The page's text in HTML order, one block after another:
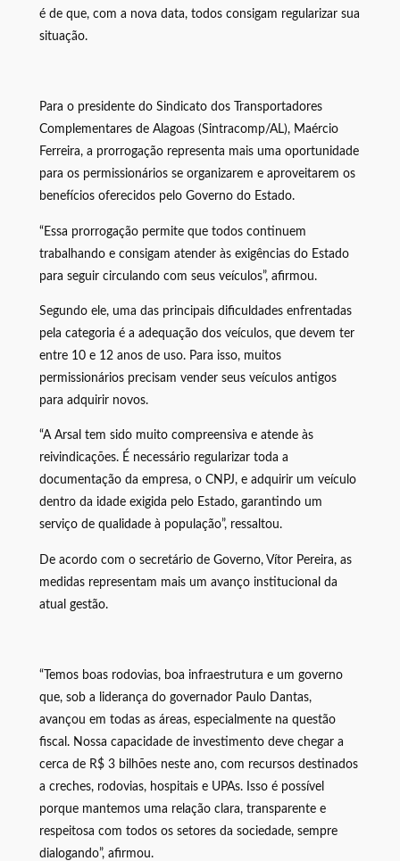
é de que, com a nova data, todos consigam regularizar sua
situação.
Para o presidente do Sindicato dos Transportadores
Complementares de Alagoas (Sintracomp/AL), Maércio
Ferreira, a prorrogação representa mais uma oportunidade
para os permissionários se organizarem e aproveitarem os
benefícios oferecidos pelo Governo do Estado.
“Essa prorrogação permite que todos continuem
trabalhando e consigam atender às exigências do Estado
para seguir circulando com seus veículos”, afirmou.
Segundo ele, uma das principais dificuldades enfrentadas
pela categoria é a adequação dos veículos, que devem ter
entre 10 e 12 anos de uso. Para isso, muitos
permissionários precisam vender seus veículos antigos
para adquirir novos.
“A Arsal tem sido muito compreensiva e atende às
reivindicações. É necessário regularizar toda a
documentação da empresa, o CNPJ, e adquirir um veículo
dentro da idade exigida pelo Estado, garantindo um
serviço de qualidade à população”, ressaltou.
De acordo com o secretário de Governo, Vítor Pereira, as
medidas representam mais um avanço institucional da
atual gestão.
“Temos boas rodovias, boa infraestrutura e um governo
que, sob a liderança do governador Paulo Dantas,
avançou em todas as áreas, especialmente na questão
fiscal. Nossa capacidade de investimento deve chegar a
cerca de R$ 3 bilhões neste ano, com recursos destinados
a creches, rodovias, hospitais e UPAs. Isso é possível
porque mantemos uma relação clara, transparente e
respeitosa com todos os setores da sociedade, sempre
dialogando”, afirmou.